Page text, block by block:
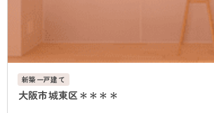
新築一戸建て
大阪市城東区＊＊＊＊